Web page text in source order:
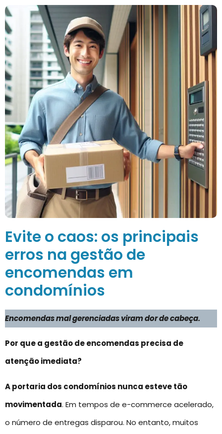
Evite o caos: os principais
erros na gestão de
encomendas em
condomínios
Encomendas mal gerenciadas viram dor de cabeça.
Por que a gestão de encomendas precisa de
atenção imediata?
A portaria dos condomínios nunca esteve tão
movimentada. Em tempos de e-commerce acelerado,
o número de entregas disparou. No entanto, muitos